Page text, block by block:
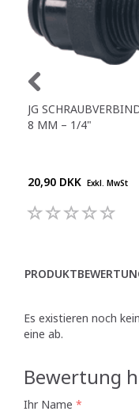
JG
8 MM – 1/4"
20,90 DKK Exkl. MwSt
Es existieren noch
eine ab.
Bewertung
Ihr Name